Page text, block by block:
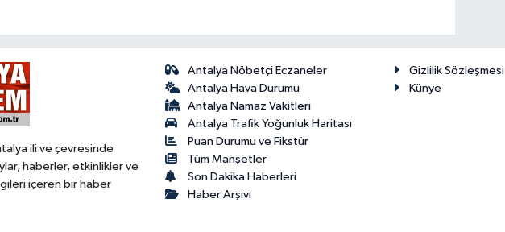
ili ve çevresinde
haberler, etkinlikler ve
içeren bir haber
Antalya Nöbetçi Eczaneler
Antalya Hava Durumu
Antalya Namaz Vakitleri
Antalya Trafik Yoğunluk Haritası
Puan Durumu ve Fikstür
Tüm Manşetler
Son Dakika Haberleri
Haber Arşivi
Gizlilik Sözleşmesi
Künye